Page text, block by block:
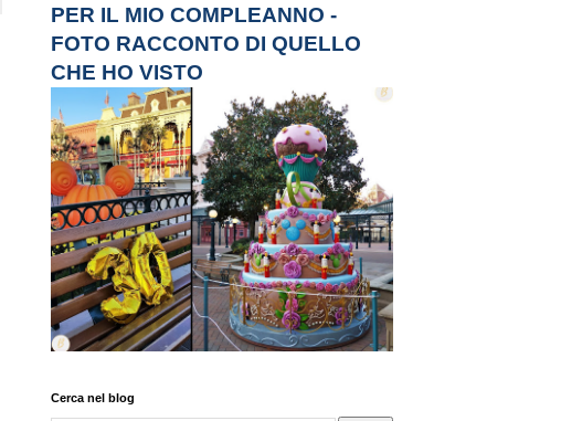
PER IL MIO COMPLEANNO -
FOTO RACCONTO DI QUELLO
CHE HO VISTO
Cerca nel blog